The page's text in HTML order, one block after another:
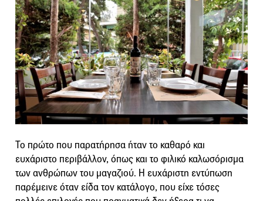
Το πρώτο που παρατήρησα ήταν το καθαρό και
ευχάριστο περιβάλλον, όπως και το φιλικό καλωσόρισμα
των ανθρώπων του μαγαζιού. Η ευχάριστη εντύπωση
παρέμεινε όταν είδα τον κατάλογο, που είχε τόσες